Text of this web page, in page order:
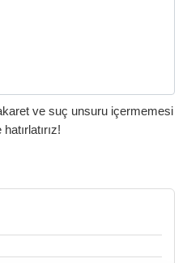
ve suç unsuru içermemesi